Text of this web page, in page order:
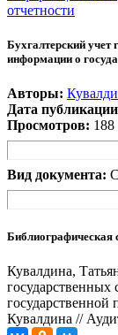
отчетности
Бухгалтерский учет
информации о
Авторы:
Дата
Просмотров: 188
Вид документа:
Библиографическая
Кувалдина,
государственной
Кувалдина //